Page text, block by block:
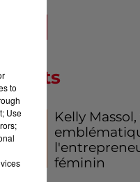
Kelly
féminin
to
Use